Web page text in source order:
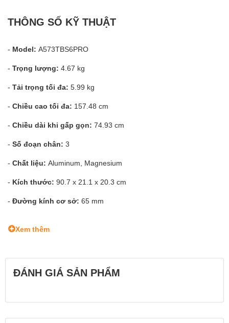
THÔNG SỐ KỸ THUẬT
- Model: A573TBS6PRO
- Trọng lượng: 4.67 kg
- Tải trọng tối đa: 5.99 kg
- Chiều cao tối đa: 157.48 cm
- Chiều dài khi gấp gọn: 74.93 cm
- Số đoạn chân: 3
- Chất liệu: Aluminum, Magnesium
- Kích thước: 90.7 x 21.1 x 20.3 cm
- Đường kính cơ sở: 65 mm
Xem thêm
ĐÁNH GIÁ SẢN PHẨM